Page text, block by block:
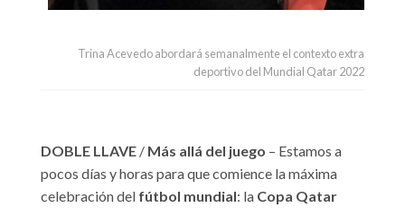
Trina Acevedo abordará semanalmente el contexto extra
deportivo del Mundial Qatar 2022
DOBLE LLAVE / Más allá del juego – Estamos a
pocos días y horas para que comience la máxima
celebración del fútbol mundial: la Copa Qatar